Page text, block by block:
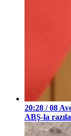
20:28 / 08
ABŞ-la